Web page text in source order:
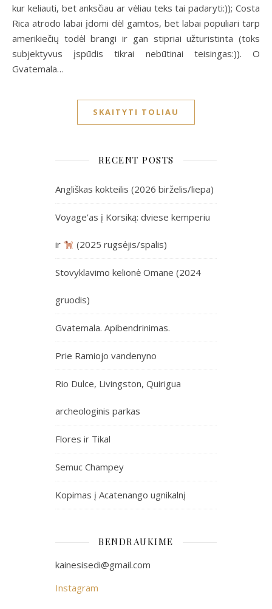
kur keliauti, bet anksčiau ar vėliau teks tai padaryti:)); Costa
Rica atrodo labai įdomi dėl gamtos, bet labai populiari tarp
amerikiečių todėl brangi ir gan stipriai užturistinta (toks
subjektyvus įspūdis tikrai nebūtinai teisingas:)). O
Gvatemala…
SKAITYTI TOLIAU
RECENT POSTS
Angliškas kokteilis (2026 birželis/liepa)
Voyage’as į Korsiką: dviese kemperiu
ir (2025 rugsėjis/spalis)
Stovyklavimo kelionė Omane (2024
gruodis)
Gvatemala. Apibendrinimas.
Prie Ramiojo vandenyno
Rio Dulce, Livingston, Quirigua
archeologinis parkas
Flores ir Tikal
Semuc Champey
Kopimas į Acatenango ugnikalnį
BENDRAUKIME
kainesisedi@gmail.com
Instagram